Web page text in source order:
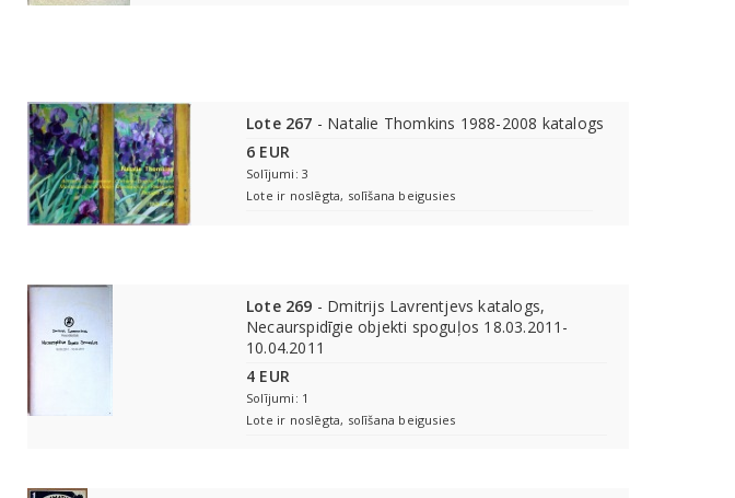
Lote 267 - Natalie Thomkins 1988-2008 katalogs
6 EUR
Solījumi: 3
Lote ir noslēgta, solīšana beigusies
Lote 269 - Dmitrijs Lavrentjevs katalogs,
Necaurspidīgie objekti spoguļos 18.03.2011-
10.04.2011
4 EUR
Solījumi: 1
Lote ir noslēgta, solīšana beigusies